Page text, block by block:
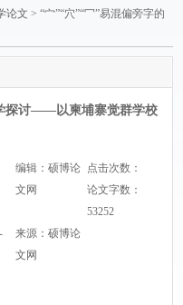
论文 > “宀”“穴”“冖”易混偏旁字的
探讨——以柬埔寨觉群学校
编辑：硕博论
文网
点击次数：
论文字数：
53252
来源：硕博论
文网